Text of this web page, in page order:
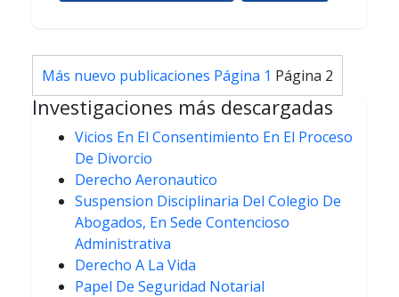
Paginación
de
entradas
Más nuevo publicaciones Página 1 Página 2
Investigaciones más descargadas
Vicios En El Consentimiento En El Proceso
De Divorcio
Derecho Aeronautico
Suspension Disciplinaria Del Colegio De
Abogados, En Sede Contencioso
Administrativa
Derecho A La Vida
Papel De Seguridad Notarial